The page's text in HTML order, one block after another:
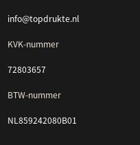
info@topdrukte.nl
KVK-nummer
72803657
BTW-nummer
NL859242080B01